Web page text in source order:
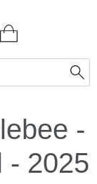
-
- 2025